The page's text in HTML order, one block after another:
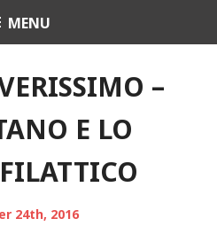
MENU
–
E LO
24th, 2016